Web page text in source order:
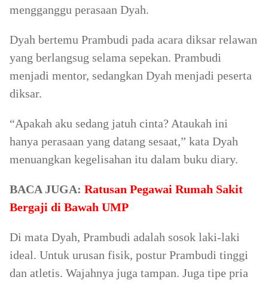
mengganggu perasaan Dyah.
Dyah bertemu Prambudi pada acara diksar relawan
yang berlangsug selama sepekan. Prambudi
menjadi mentor, sedangkan Dyah menjadi peserta
diksar.
“Apakah aku sedang jatuh cinta? Ataukah ini
hanya perasaan yang datang sesaat,” kata Dyah
menuangkan kegelisahan itu dalam buku diary.
BACA JUGA: Ratusan Pegawai Rumah Sakit
Bergaji di Bawah UMP
Di mata Dyah, Prambudi adalah sosok laki-laki
ideal. Untuk urusan fisik, postur Prambudi tinggi
dan atletis. Wajahnya juga tampan. Juga tipe pria